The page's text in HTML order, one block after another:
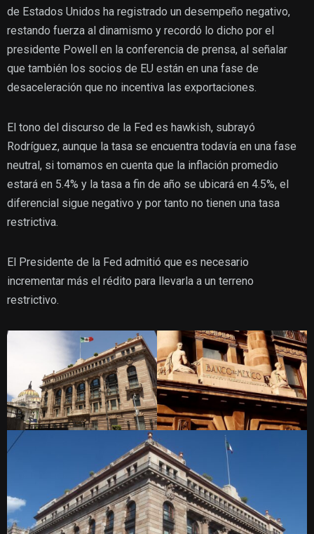
de Estados Unidos ha registrado un desempeño negativo,
restando fuerza al dinamismo y recordó lo dicho por el
presidente Powell en la conferencia de prensa, al señalar
que también los socios de EU están en una fase de
desaceleración que no incentiva las exportaciones.
El tono del discurso de la Fed es hawkish, subrayó
Rodríguez, aunque la tasa se encuentra todavía en una fase
neutral, si tomamos en cuenta que la inflación promedio
estará en 5.4% y la tasa a fin de año se ubicará en 4.5%, el
diferencial sigue negativo y por tanto no tienen una tasa
restrictiva.
El Presidente de la Fed admitió que es necesario
incrementar más el rédito para llevarla a un terreno
restrictivo.